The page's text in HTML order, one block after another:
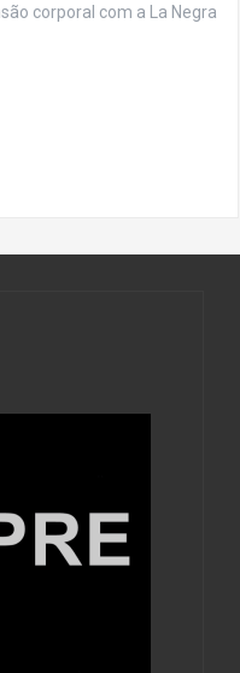
corporal com a La Negra